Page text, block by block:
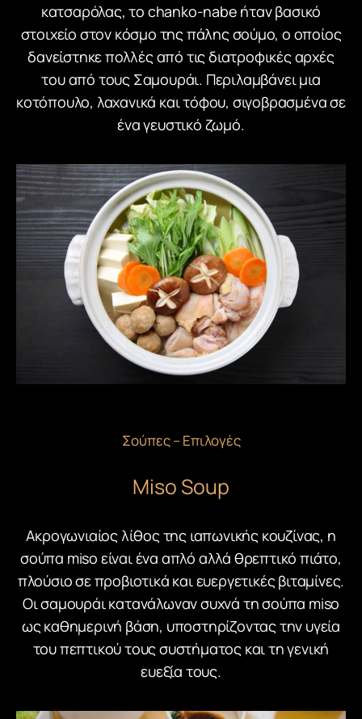
κατσαρόλας, το chanko-nabe ήταν βασικό
στοιχείο στον κόσμο της πάλης σούμο, ο οποίος
δανείστηκε πολλές από τις διατροφικές αρχές
του από τους Σαμουράι. Περιλαμβάνει μια
κοτόπουλο, λαχανικά και τόφου, σιγοβρασμένα σε
ένα γευστικό ζωμό.
Σούπες – Επιλογές
Miso Soup
Ακρογωνιαίος λίθος της ιαπωνικής κουζίνας, η
σούπα miso είναι ένα απλό αλλά θρεπτικό πιάτο,
πλούσιο σε προβιοτικά και ευεργετικές βιταμίνες.
Οι σαμουράι κατανάλωναν συχνά τη σούπα miso
ως καθημερινή βάση, υποστηρίζοντας την υγεία
του πεπτικού τους συστήματος και τη γενική
ευεξία τους.